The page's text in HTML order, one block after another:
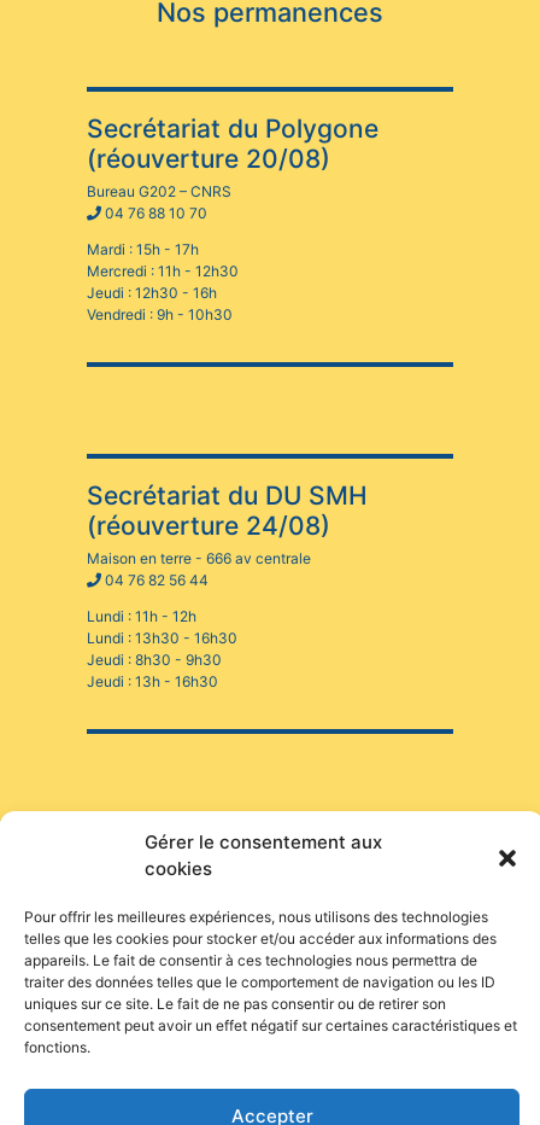
Gérer le consentement aux
cookies
Pour offrir les meilleures expériences, nous utilisons des technologies
telles que les cookies pour stocker et/ou accéder aux informations des
appareils. Le fait de consentir à ces technologies nous permettra de
traiter des données telles que le comportement de navigation ou les ID
uniques sur ce site. Le fait de ne pas consentir ou de retirer son
consentement peut avoir un effet négatif sur certaines caractéristiques et
fonctions.
Accepter
Nos permanences
Secrétariat du Polygone
(réouverture 20/08)
Bureau G202 – CNRS
04 76 88 10 70
Mardi : 15h - 17h
Mercredi : 11h - 12h30
Jeudi : 12h30 - 16h
Vendredi : 9h - 10h30
Secrétariat du DU SMH
(réouverture 24/08)
Maison en terre - 666 av centrale
04 76 82 56 44
Lundi : 11h - 12h
Lundi : 13h30 - 16h30
Jeudi : 8h30 - 9h30
Jeudi : 13h - 16h30
CAESUG
Caesug c/o CNRS
25 avenue des
Martyrs
BP 166
38042 Grenoble
Cedex 9
nous écrire
CONTACT
EN SAVOIR PLUS
L’ASSOCIATION
NEWSLETTERS
RÉSEAUX SOCIAUX